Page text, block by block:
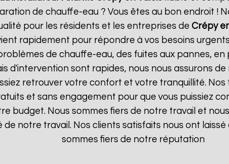
de chauffe-eau ? Vous êtes au bon endroit !
pour les résidents et les entreprises de Crépy
rapidement pour répondre à vos besoins
de chauffe-eau, des fuites aux pannes,
d'intervention sont rapides, nous nous assurons
retrouver votre confort et votre tranquillité.
et sans engagement pour que vous puissiez
budget. Nous sommes fiers de notre travail et
de notre travail. Nos clients satisfaits nous ont
sommes fiers de notre réputation